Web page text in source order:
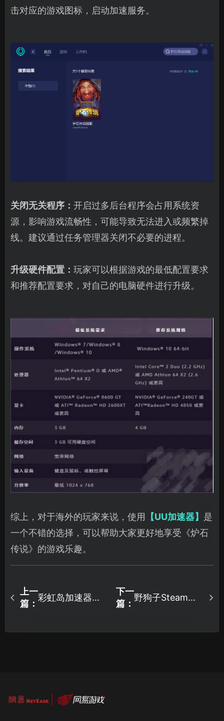
击对应的游戏图标，启动加速服务。
关闭无关程序： 开启过多后台程序会占用系统资
源，影响游戏流畅性，可能导致无法进入或频繁掉
线。建议通过任务管理器关闭不必要的进程。
升级硬件配置： 玩家可以根据游戏的最低配置要求
和推荐配置要求，对自己的电脑硬件进行升级。
综上，对于海外的玩家来说，使用 【UU加速器】 是
一个不错的选择，可以帮助大家更好地享受《炉石
传说》的游戏乐趣。
上一
篇：
彩虹岛加速器推
下一
篇：
野狗子Steam云
键存档！